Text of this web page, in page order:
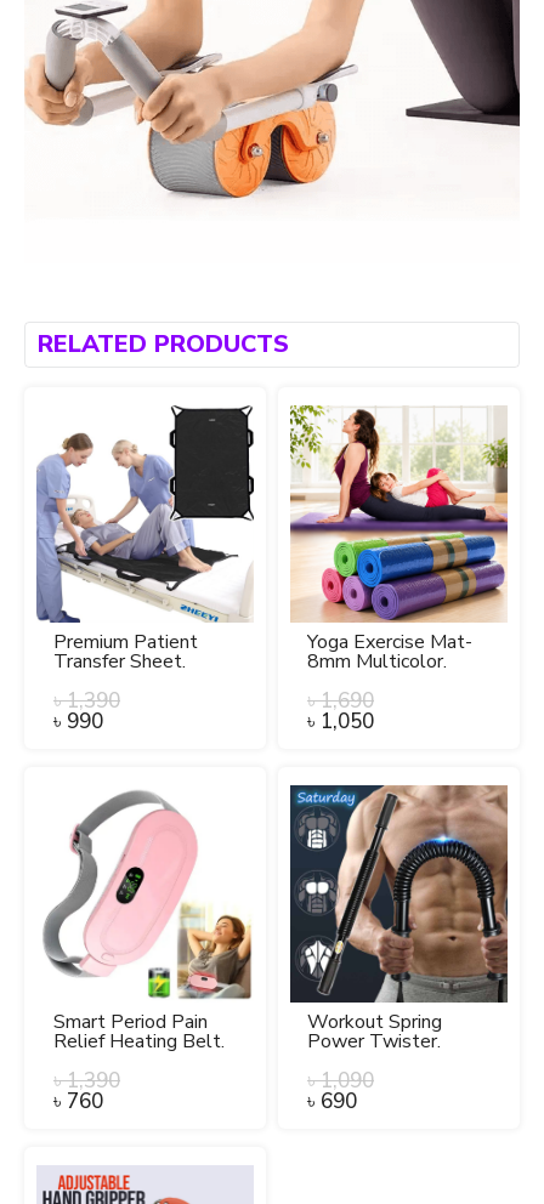
RELATED PRODUCTS
Premium Patient
Transfer Sheet.
৳1,390
৳ 990
Yoga Exercise Mat-
8mm Multicolor.
৳1,690
৳ 1,050
Smart Period Pain
Relief Heating Belt.
৳1,390
৳ 760
Workout Spring
Power Twister.
৳1,090
৳ 690